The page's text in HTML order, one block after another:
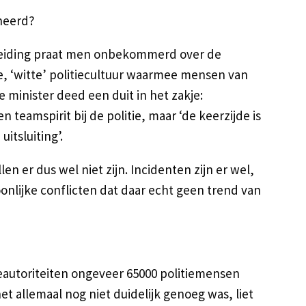
praat men onbekommerd over de
politiecultuur waarmee mensen van
minister deed een duit in het zakje:
teamspirit bij de politie, maar ‘de keerzijde is
er dus wel niet zijn. Incidenten zijn er wel,
conflicten dat daar echt geen trend van
ongeveer 65000 politiemensen
allemaal nog niet duidelijk genoeg was, liet